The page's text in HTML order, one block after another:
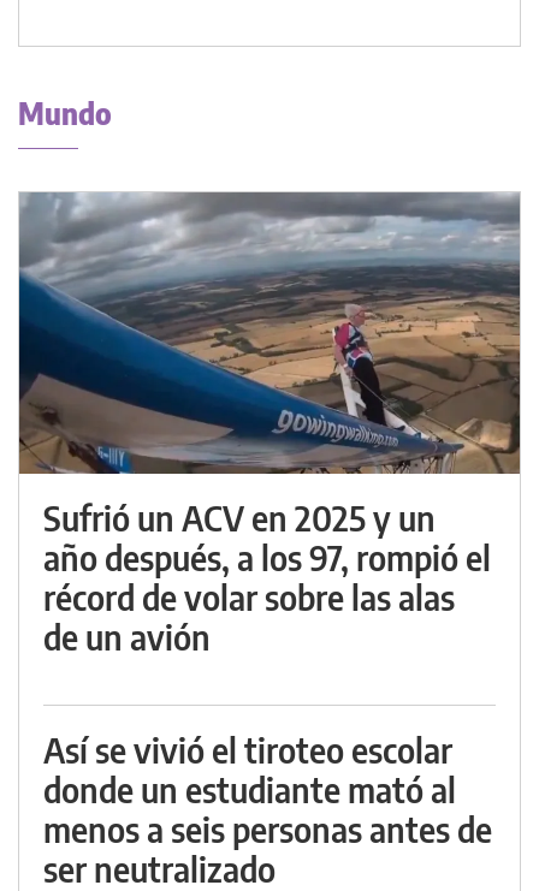
Mundo
Sufrió un ACV en 2025 y un
año después, a los 97, rompió el
récord de volar sobre las alas
de un avión
Así se vivió el tiroteo escolar
donde un estudiante mató al
menos a seis personas antes de
ser neutralizado